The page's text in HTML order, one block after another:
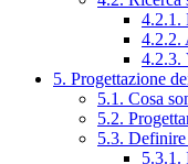
4.2.1.
4.2.2.
4.2.3.
5. Progettazione
5.1. Cosa
5.2.
5.3.
5.3.1.